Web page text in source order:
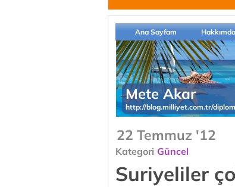
Ana Sayfam Hakkımda
Mete Akar
http://blog.milliyet.com.tr/
22 Temmuz '12
Kategori Güncel
Suriyeliler